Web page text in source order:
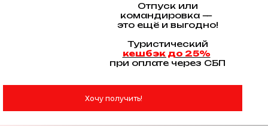
Хочу получить!
Отпуск или
командировка —
это ещё и выгодно!
Туристический
кешбэк до 25%
при оплате через СБП